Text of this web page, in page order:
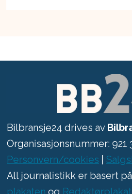
Bilbransje24 drives av
Organisasjonsnummer: 921
Personvern/cookies
All journalistikk er basert på
plakaten og